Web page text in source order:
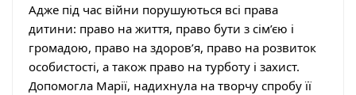
Адже під час війни порушуються всі права
дитини: право на життя, право бути з сім’єю і
громадою, право на здоров’я, право на розвиток
особистості, а також право на турботу і захист.
Допомогла Марії, надихнула на творчу спробу її